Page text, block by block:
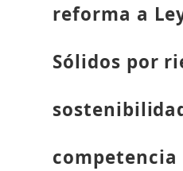
reforma a
Sólidos por
competencia